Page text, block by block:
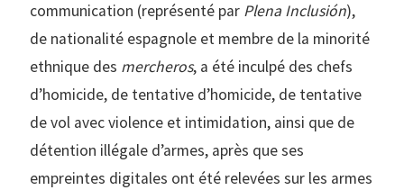
communication (représenté par Plena Inclusión),
de nationalité espagnole et membre de la minorité
ethnique des mercheros, a été inculpé des chefs
d’homicide, de tentative d’homicide, de tentative
de vol avec violence et intimidation, ainsi que de
détention illégale d’armes, après que ses
empreintes digitales ont été relevées sur les armes